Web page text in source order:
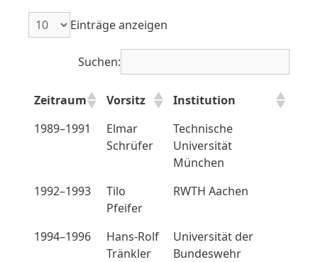
Einträge anzeigen
Suchen:
Zeitraum Vorsitz
Institution
1989–1991
Elmar
Schrüfer
Technische
Universität
München
1992–1993
Tilo
Pfeifer
RWTH Aachen
1994–1996
Hans-Rolf
Tränkler
Universität der
Bundeswehr